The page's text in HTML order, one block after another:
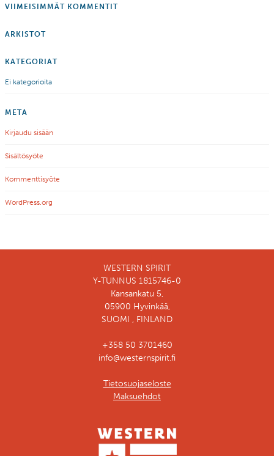
VIIMEISIMMÄT KOMMENTIT
ARKISTOT
KATEGORIAT
Ei kategorioita
META
Kirjaudu sisään
Sisältösyöte
Kommenttisyöte
WordPress.org
WESTERN SPIRIT
Y-TUNNUS 1815746-0
Kansankatu 5,
05900 Hyvinkää,
SUOMI , FINLAND
+358 50 3701460
info@westernspirit.fi
Tietosuojaseloste
Maksuehdot